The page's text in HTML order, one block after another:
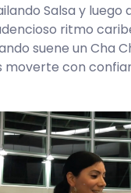
Salsa y luego
ritmo
suene un Cha
moverte con